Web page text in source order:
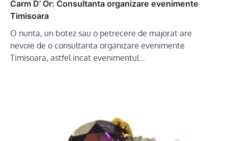
Carm D’ Or: Consultanta organizare evenimente
Timisoara
O nunta, un botez sau o petrecere de majorat are
nevoie de o consultanta organizare evenimente
Timisoara, astfel incat evenimentul…